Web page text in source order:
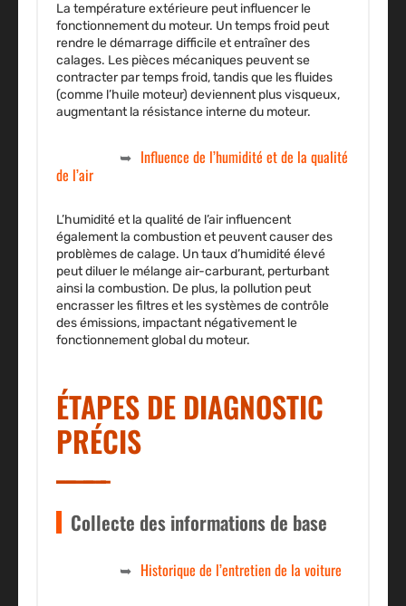
La température extérieure peut influencer le
fonctionnement du moteur. Un temps froid peut
rendre le démarrage difficile et entraîner des
calages. Les pièces mécaniques peuvent se
contracter par temps froid, tandis que les fluides
(comme l’huile moteur) deviennent plus visqueux,
augmentant la résistance interne du moteur.
Influence de l’humidité et de la qualité
de l’air
L’humidité et la qualité de l’air influencent
également la combustion et peuvent causer des
problèmes de calage. Un taux d’humidité élevé
peut diluer le mélange air-carburant, perturbant
ainsi la combustion. De plus, la pollution peut
encrasser les filtres et les systèmes de contrôle
des émissions, impactant négativement le
fonctionnement global du moteur.
ÉTAPES DE DIAGNOSTIC
PRÉCIS
Collecte des informations de base
Historique de l’entretien de la voiture